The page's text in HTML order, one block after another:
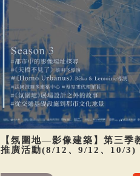
【氛圍地—影像建築】第三季
推廣活動(8/12、9/12、10/3)